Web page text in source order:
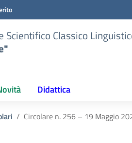
Scientifico Classico
Didattica
Circolare n. 256 – 19 Maggio